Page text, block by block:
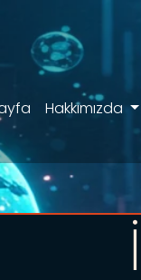
Hakkımızda